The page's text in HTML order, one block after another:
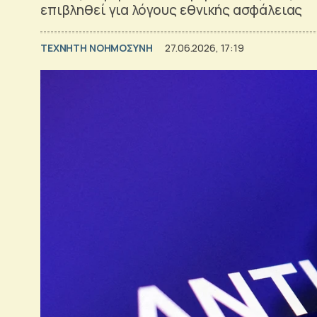
επιβληθεί για λόγους εθνικής ασφάλειας
TΕΧΝΗΤΗ ΝΟΗΜΟΣΥΝΗ 27.06.2026, 17:19